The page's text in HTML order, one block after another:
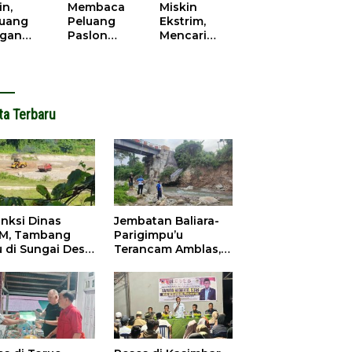
Parigi
Moutong.
Motor
Membaca
Peluang
Paslon
Miskin
Ekstrim,
Mencari
Terbaru
Dinas
Tambang
di Sungai Desa
Jembatan Baliara-
Parigimpu’u
Terancam Amblas,
Akses Putus